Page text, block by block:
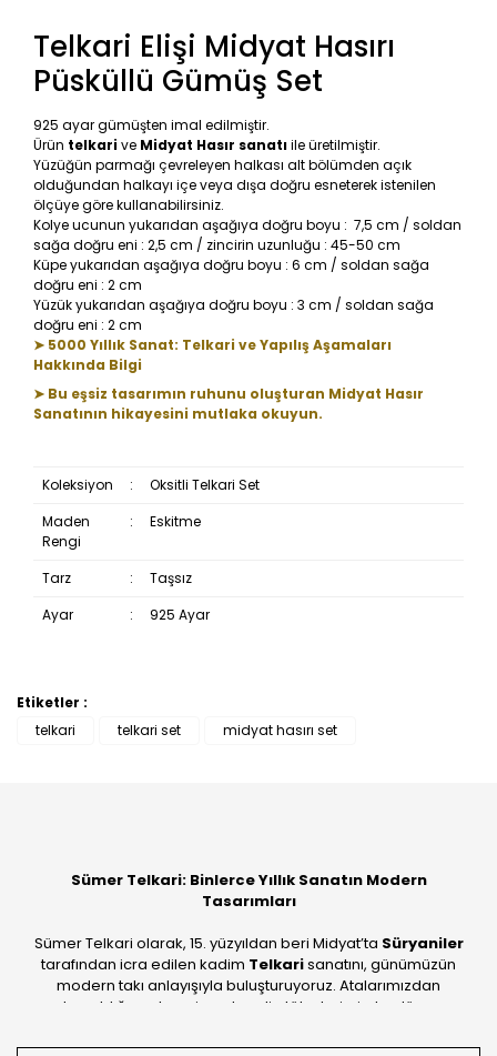
Telkari Elişi Midyat Hasırı
Püsküllü Gümüş Set
925 ayar gümüşten imal edilmiştir.
Ürün telkarive Midyat Hasır sanatıile üretilmiştir.
Yüzüğün parmağı çevreleyen halkası alt bölümden açık
olduğundan halkayı içe veya dışa doğru esneterek istenilen
ölçüye göre kullanabilirsiniz.
Kolye ucunun yukarıdan aşağıya doğru boyu : 7,5 cm / soldan
sağa doğru eni : 2,5 cm / zincirin uzunluğu : 45-50 cm
Küpe yukarıdan aşağıya doğru boyu : 6 cm / soldan sağa
doğru eni : 2 cm
Yüzük yukarıdan aşağıya doğru boyu : 3 cm / soldan sağa
doğru eni : 2 cm
➤ 5000 Yıllık Sanat: Telkari ve Yapılış Aşamaları
Hakkında Bilgi
➤ Bu eşsiz tasarımın ruhunu oluşturan Midyat Hasır
Sanatının hikayesini mutlaka okuyun.
Koleksiyon :
Oksitli Telkari Set
Maden
Rengi
: Eskitme
Tarz :
Taşsız
Ayar
: 925 Ayar
Bu ürüne ilk yorumu siz yapın!
Etiketler :
telkari
telkari set midyat hasırı set
Sümer Telkari: Binlerce Yıllık Sanatın Modern
Tasarımları
Sümer Telkari olarak, 15. yüzyıldan beri Midyat’ta Süryaniler
tarafından icra edilen kadim Telkarisanatını, günümüzün
modern takı anlayışıyla buluşturuyoruz. Atalarımızdan
devraldığımız bu mirası; kendi atölyelerimizde, dünya